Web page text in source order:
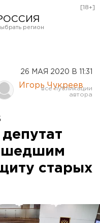
Курган
[18+]
26 МАЯ 2020 В 11:31
Игорь Чукреев
старых